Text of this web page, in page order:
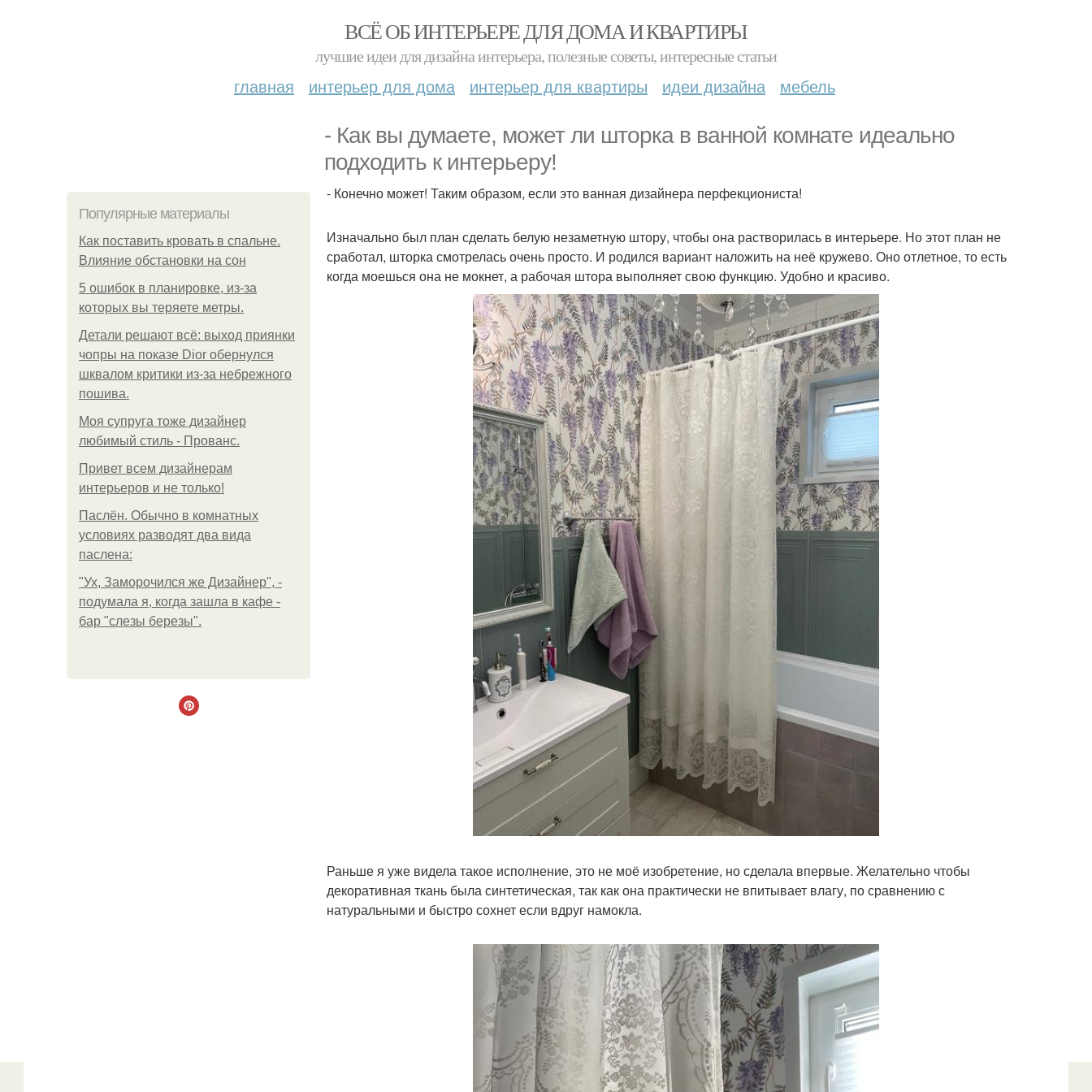
ВСЁ ОБ ИНТЕРЬЕРЕ ДЛЯ ДОМА И КВАРТИРЫ
лучшие идеи для дизайна интерьера, полезные советы, интересные статьи
главная интерьер для дома интерьер для квартиры идеи дизайна мебель
- Как вы думаете, может ли шторка в ванной комнате идеально
подходить к интерьеру!
Популярные материалы
Как поставить кровать в спальне.
Влияние обстановки на сон
5 ошибок в планировке, из-за
которых вы теряете метры.
Детали решают всё: выход приянки
чопры на показе Dior обернулся
шквалом критики из-за небрежного
пошива.
Моя супруга тоже дизайнер
любимый стиль - Прованс.
Привет всем дизайнерам
интерьеров и не только!
Паслён. Обычно в комнатных
условиях разводят два вида
паслена:
"Ух, Заморочился же Дизайнер", -
подумала я, когда зашла в кафе -
бар "слезы березы".
- Конечно может! Таким образом, если это ванная дизайнера перфекциониста!
Изначально был план сделать белую незаметную штору, чтобы она растворилась в интерьере. Но этот план не
сработал, шторка смотрелась очень просто. И родился вариант наложить на неё кружево. Оно отлетное, то есть
когда моешься она не мокнет, а рабочая штора выполняет свою функцию. Удобно и красиво.
Раньше я уже видела такое исполнение, это не моё изобретение, но сделала впервые. Желательно чтобы
декоративная ткань была синтетическая, так как она практически не впитывает влагу, по сравнению с
натуральными и быстро сохнет если вдруг намокла.